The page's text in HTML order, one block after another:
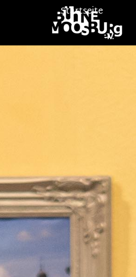
Startseite